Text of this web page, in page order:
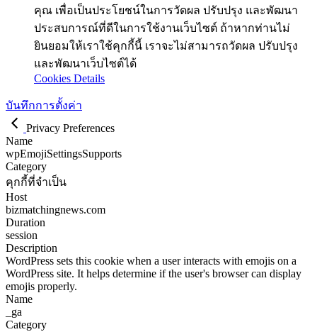
คุณ เพื่อเป็นประโยชน์ในการวัดผล ปรับปรุง และพัฒนา
ประสบการณ์ที่ดีในการใช้งานเว็บไซต์ ถ้าหากท่านไม่
ยินยอมให้เราใช้คุกกี้นี้ เราจะไม่สามารถวัดผล ปรับปรุง
และพัฒนาเว็บไซต์ได้
Cookies Details
บันทึกการตั้งค่า
Privacy Preferences
Name
wpEmojiSettingsSupports
Category
คุกกี้ที่จำเป็น
Host
bizmatchingnews.com
Duration
session
Description
WordPress sets this cookie when a user interacts with emojis on a
WordPress site. It helps determine if the user's browser can display
emojis properly.
Name
_ga
Category